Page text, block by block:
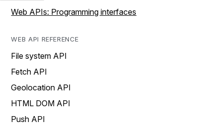
Web APIs: Programming interfaces
WEB API REFERENCE
File system API
Fetch API
Geolocation API
HTML DOM API
Push API